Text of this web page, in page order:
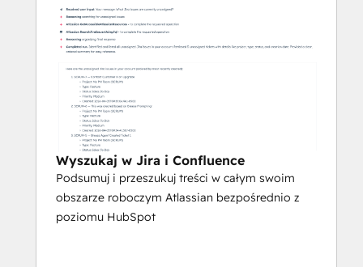
Wyszukaj w Jira i Confluence
Podsumuj i przeszukuj treści w całym swoim
obszarze roboczym Atlassian bezpośrednio z
poziomu HubSpot